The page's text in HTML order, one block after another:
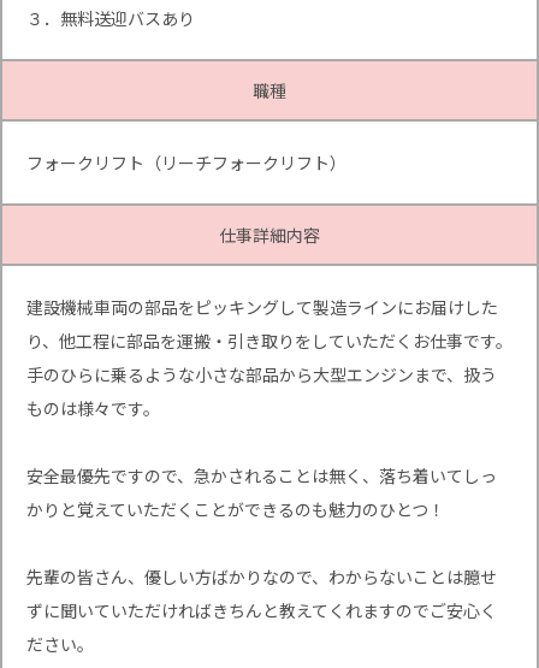
３．無料送迎バスあり
職種
フォークリフト（リーチフォークリフト）
仕事詳細内容
建設機械車両の部品をピッキングして製造ラインにお届けした
り、他工程に部品を運搬・引き取りをしていただくお仕事です。
手のひらに乗るような小さな部品から大型エンジンまで、扱う
ものは様々です。
安全最優先ですので、急かされることは無く、落ち着いてしっ
かりと覚えていただくことができるのも魅力のひとつ！
先輩の皆さん、優しい方ばかりなので、わからないことは臆せ
ずに聞いていただければきちんと教えてくれますのでご安心く
ださい。